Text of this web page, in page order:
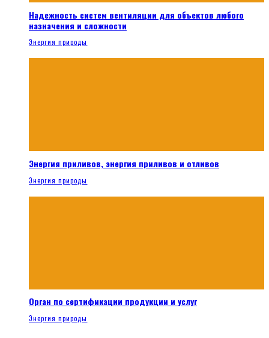
Надежность систем вентиляции для объектов любого
назначения и сложности
Энергия природы
Энергия приливов, энергия приливов и отливов
Энергия природы
Орган по сертификации продукции и услуг
Энергия природы